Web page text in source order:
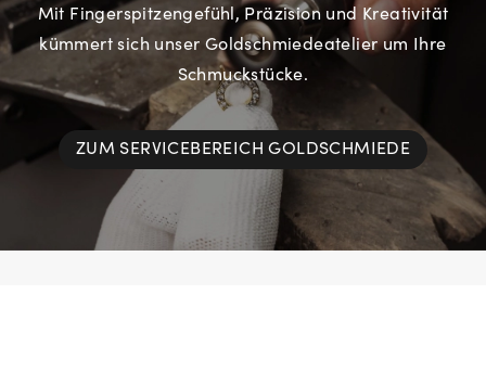
Mit Fingerspitzengefühl, Präzision und Kreativität
kümmert sich unser Goldschmiedeatelier um Ihre
Schmuckstücke.
ZUM SERVICEBEREICH GOLDSCHMIEDE